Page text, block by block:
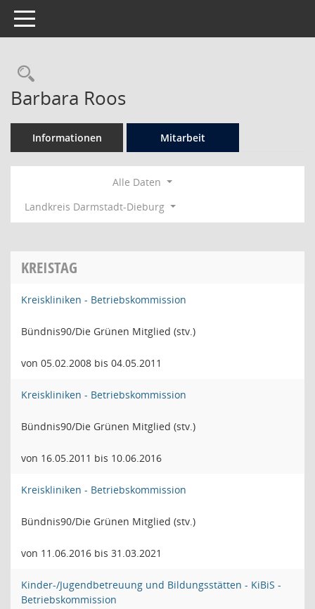
Toggle navigation
Rechercheauswahl
Barbara Roos
Informationen Mitarbeit
Alle Daten
Landkreis Darmstadt-Dieburg
KREISTAG
Kreiskliniken - Betriebskommission
Bündnis90/Die Grünen Mitglied (stv.)
von 05.02.2008 bis 04.05.2011
Kreiskliniken - Betriebskommission
Bündnis90/Die Grünen Mitglied (stv.)
von 16.05.2011 bis 10.06.2016
Kreiskliniken - Betriebskommission
Bündnis90/Die Grünen Mitglied (stv.)
von 11.06.2016 bis 31.03.2021
Kinder-/Jugendbetreuung und Bildungsstätten - KiBiS -
Betriebskommission